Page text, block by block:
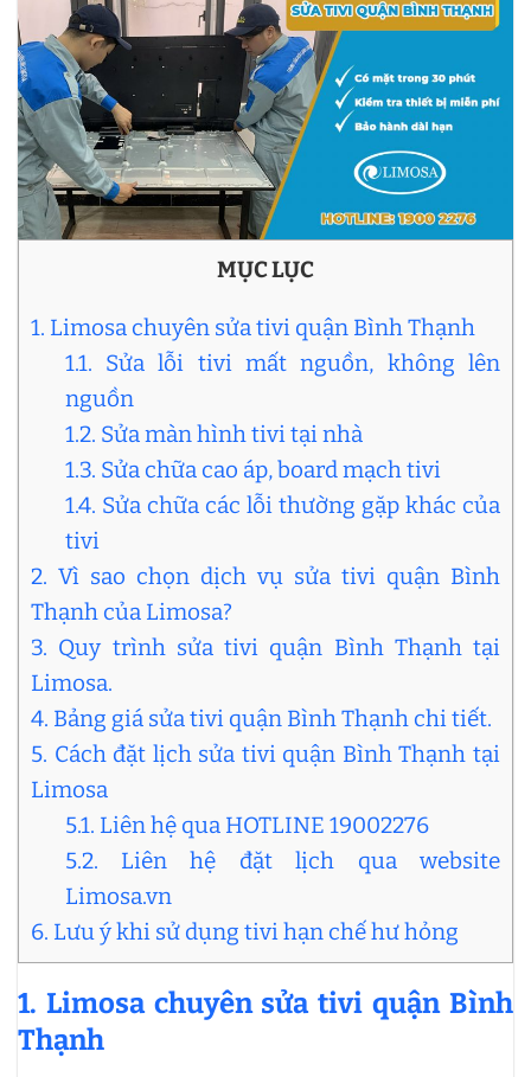
MỤC LỤC
1. Limosa chuyên sửa tivi quận Bình Thạnh
1.1. Sửa lỗi tivi mất nguồn, không lên
nguồn
1.2. Sửa màn hình tivi tại nhà
1.3. Sửa chữa cao áp, board mạch tivi
1.4. Sửa chữa các lỗi thường gặp khác của
tivi
2. Vì sao chọn dịch vụ sửa tivi quận Bình
Thạnh của Limosa?
3. Quy trình sửa tivi quận Bình Thạnh tại
Limosa.
4. Bảng giá sửa tivi quận Bình Thạnh chi tiết.
5. Cách đặt lịch sửa tivi quận Bình Thạnh tại
Limosa
5.1. Liên hệ qua HOTLINE 19002276
5.2. Liên hệ đặt lịch qua website
Limosa.vn
6. Lưu ý khi sử dụng tivi hạn chế hư hỏng
1. Limosa chuyên sửa tivi quận Bình
Thạnh